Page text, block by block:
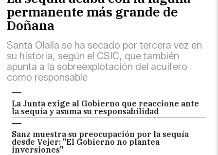
permanente más grande de
Doñana
Santa Olalla se ha secado por tercera vez en
su historia, según el CSIC, que también
apunta a la sobreexplotación del acuífero
como responsable
La Junta exige al Gobierno que reaccione ante
la sequía y asuma su responsabilidad
Sanz muestra su preocupación por la sequía
desde Vejer: "El Gobierno no plantea
inversiones"